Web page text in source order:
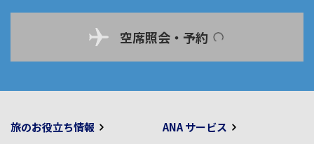
空席照会・予約
旅のお役立ち情報 ANA サービス